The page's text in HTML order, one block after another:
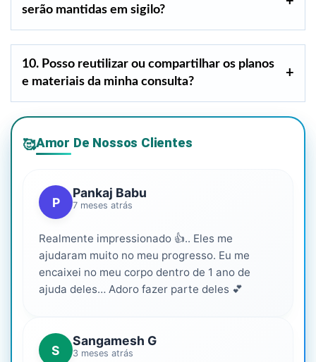
serão mantidas em sigilo?
10. Posso reutilizar ou compartilhar os planos
e materiais da minha consulta?
🥰Amor De Nossos Clientes
P
Pankaj Babu
7 meses atrás
Realmente impressionado 👍.. Eles me
ajudaram muito no meu progresso. Eu me
encaixei no meu corpo dentro de 1 ano de
ajuda deles… Adoro fazer parte deles 💕
S
Sangamesh G
3 meses atrás